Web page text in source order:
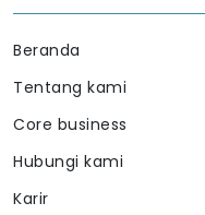
Beranda
Tentang kami
Core business
Hubungi kami
Karir